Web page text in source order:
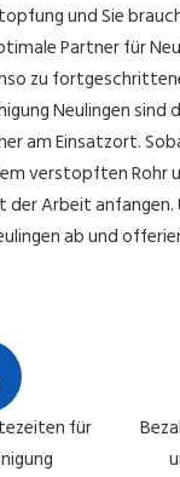
und Sie
Partner für
zu
Neulingen
am Einsatzort.
verstopften
Arbeit anfangen.
ab und
für